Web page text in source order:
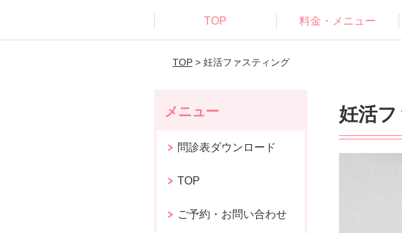
TOP 料金・メニュー
TOP> 妊活ファスティング
妊活
メニュー
問診表ダウンロード
TOP
ご予約・お問い合わせ